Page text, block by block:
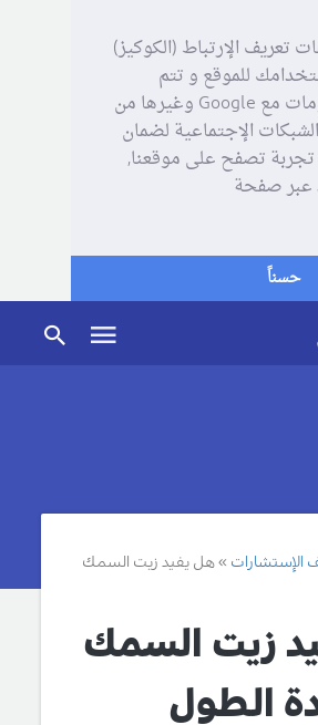
تعريف الإرتباط (الكوكيز)
للموقع و تتم
مشاركة بعض المعلومات مع Google وغيرها من
الإجتماعية لضمان
تصفح على موقعنا,
عبر صفحة
حسناً
الإستشارات
هل يفيد زيت السمك
زيت السمك
الطول